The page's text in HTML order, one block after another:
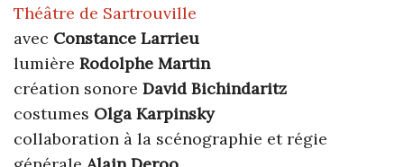
Théâtre de Sartrouville
avec Constance Larrieu
lumière Rodolphe Martin
création sonore David Bichindaritz
costumes Olga Karpinsky
collaboration à la scénographie et régie